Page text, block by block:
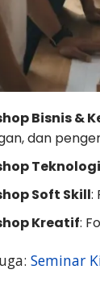
Bisnis &
dan
Teknologi
Soft Skill:
Kreatif:
Seminar